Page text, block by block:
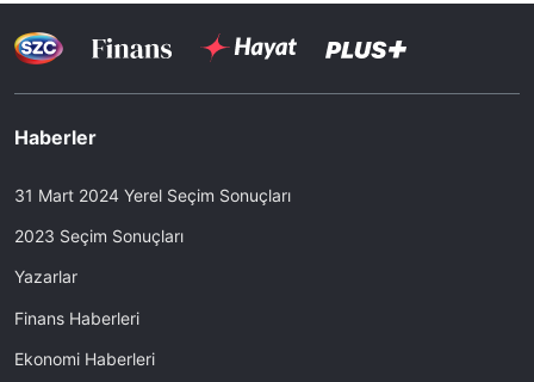
Haberler
31 Mart 2024 Yerel Seçim Sonuçları
2023 Seçim Sonuçları
Yazarlar
Finans Haberleri
Ekonomi Haberleri